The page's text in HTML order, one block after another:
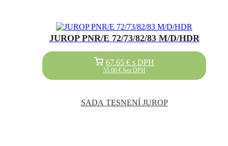
JUROP PNR/E 72/73/82/83 M/D/HDR
SADA TESNENÍ JUROP
67.65 € s DPH
55.00 €bez DPH